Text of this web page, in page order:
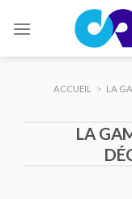
ACCUEIL > LA
LA